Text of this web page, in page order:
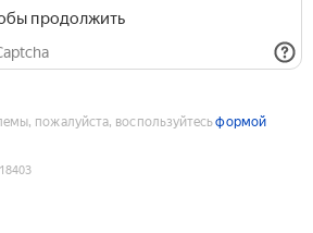
продолжить
пожалуйста, воспользуйтесьформой